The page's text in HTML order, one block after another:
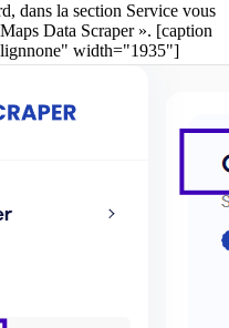
dans la section Service vous
Data Scraper ». [caption
width="1935"]